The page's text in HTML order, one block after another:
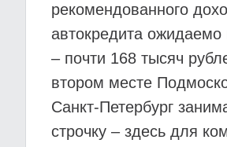
рекомендованного
автокредита
– почти 168 тысяч
втором месте
Санкт-Петербург
строчку – здесь для